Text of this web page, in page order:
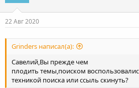
22 Авг 2020
Grinders написал(а):
Савелий,Вы прежде чем
плодить темы,поиском
техникой поиска или ссыль скинуть?